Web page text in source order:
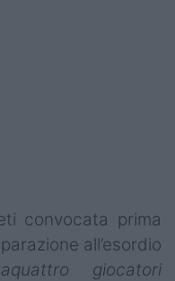
convocata prima
all’esordio
giocatori